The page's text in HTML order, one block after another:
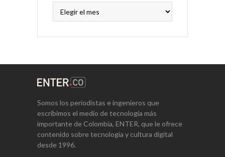
Somos los periodistas e ingenieros que
escribimos el medio de tecnología más
importante de Colombia, ENTER, que le ofrece
contenido sobre tecnología y cultura digital
desde 1996.